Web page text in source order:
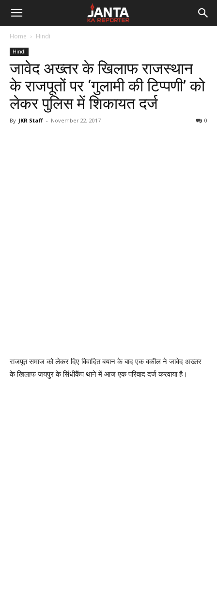
Janta
Reporter
Home Hindi
Hindi
जावेद अख्तर के खिलाफ राजस्थान
के राजपूतों पर ‘गुलामी की टिप्पणी’ को
लेकर पुलिस में शिकायत दर्ज
By JKR Staff - November 22, 2017 0
राजपूत समाज को लेकर दिए विवादित बयान के बाद एक वकील ने जावेद अख्तर
के खिलाफ जयपुर के सिंधीकैंप थाने में आज एक परिवाद दर्ज करवाया है।